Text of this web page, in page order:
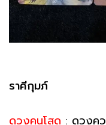
ราศีกุมภ์
ดวงคนโสด : ดวงค